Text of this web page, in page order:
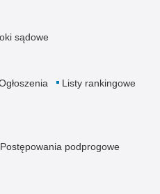
sądowe
Listy rankingowe
Postępowania podprogowe